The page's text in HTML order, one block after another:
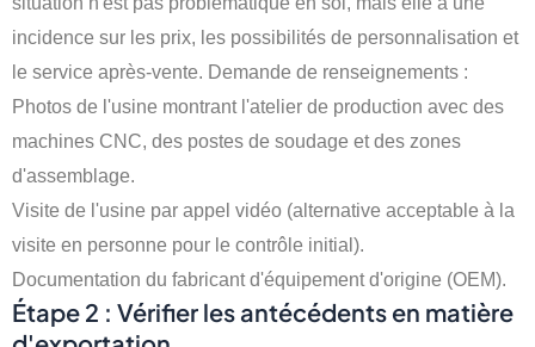
incidence sur les prix, les possibilités de personnalisation et
le service après-vente. Demande de renseignements :
Photos de l'usine montrant l'atelier de production avec des
machines CNC, des postes de soudage et des zones
d'assemblage.
Visite de l'usine par appel vidéo (alternative acceptable à la
visite en personne pour le contrôle initial).
Documentation du fabricant d'équipement d'origine (OEM).
Étape 2 : Vérifier les antécédents en matière